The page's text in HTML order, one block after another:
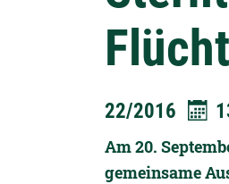
22/2016
Am 20.
gemeinsame